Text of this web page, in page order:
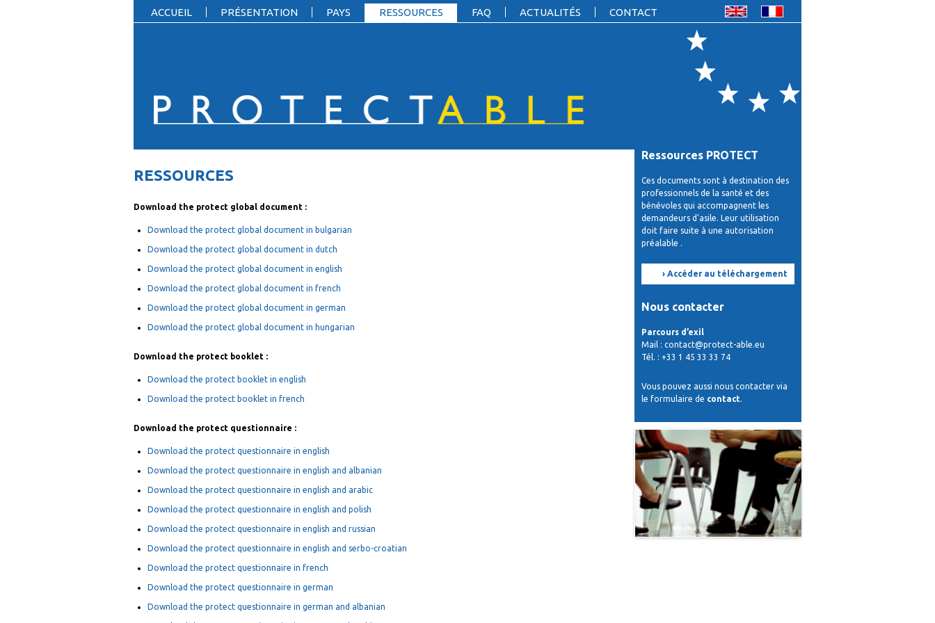
ACCUEIL PRÉSENTATION PAYS RESSOURCES FAQ ACTUALITÉS CONTACT
RESSOURCES
Download the protect global document :
Download the protect global document in bulgarian
Download the protect global document in dutch
Download the protect global document in english
Download the protect global document in french
Download the protect global document in german
Download the protect global document in hungarian
Download the protect booklet :
Download the protect booklet in english
Download the protect booklet in french
Download the protect questionnaire :
Download the protect questionnaire in english
Download the protect questionnaire in english and albanian
Download the protect questionnaire in english and arabic
Download the protect questionnaire in english and polish
Download the protect questionnaire in english and russian
Download the protect questionnaire in english and serbo-croatian
Download the protect questionnaire in french
Download the protect questionnaire in german
Download the protect questionnaire in german and albanian
Ressources PROTECT
Ces documents sont à destination des
professionnels de la santé et des
bénévoles qui accompagnent les
demandeurs d'asile. Leur utilisation
doit faire suite à une autorisation
préalable .
› Accéder au téléchargement
Nous contacter
Parcours d’exil
Mail : contact@protect-able.eu
Tél. : +33 1 45 33 33 74
Vous pouvez aussi nous contacter via
le formulaire de contact.